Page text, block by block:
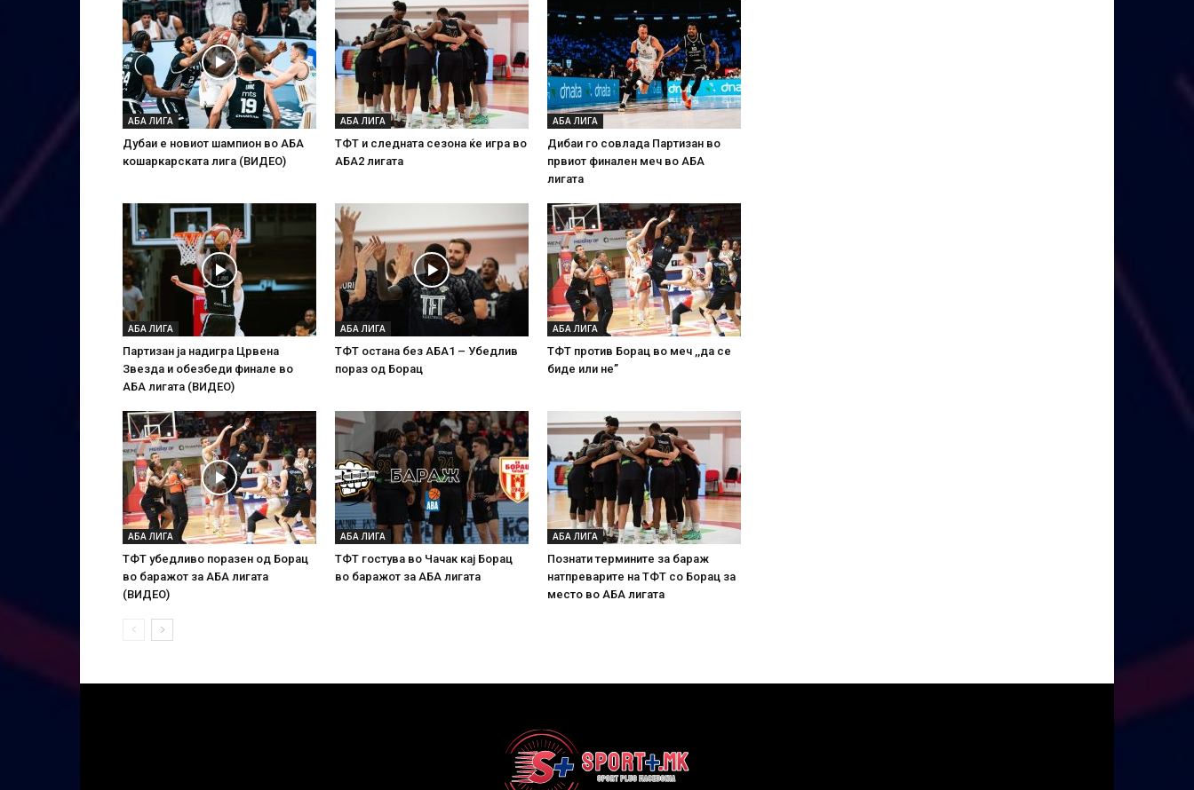
АБА ЛИГА
Дубаи е новиот шампион во АБА
кошаркарската лига (ВИДЕО)
АБА ЛИГА
ТФТ и следната сезона ќе игра во
АБА2 лигата
АБА ЛИГА
Дибаи го совлада Партизан во
првиот финален меч во АБА
лигата
АБА ЛИГА
Партизан ја надигра Црвена
Звезда и обезбеди финале во
АБА лигата (ВИДЕО)
АБА ЛИГА
ТФТ остана без АБА1 – Убедлив
пораз од Борац
АБА ЛИГА
ТФТ против Борац во меч ,,да се
биде или не”
АБА ЛИГА
ТФТ убедливо поразен од Борац
во баражот за АБА лигата
(ВИДЕО)
АБА ЛИГА
ТФТ гостува во Чачак кај Борац
во баражот за АБА лигата
АБА ЛИГА
Познати термините за бараж
натпреварите на ТФТ со Борац за
место во АБА лигата